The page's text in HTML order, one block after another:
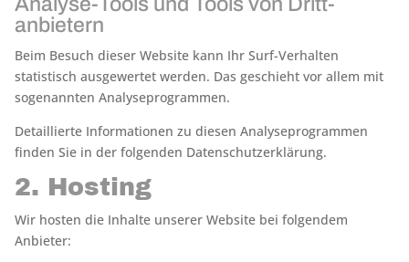
anbietern
Beim Besuch dieser Website kann Ihr Surf-Verhalten
statistisch ausgewertet werden. Das geschieht vor allem mit
sogenannten Analyseprogrammen.
Detaillierte Informationen zu diesen Analyseprogrammen
finden Sie in der folgenden Datenschutzerklärung.
2. Hosting
Wir hosten die Inhalte unserer Website bei folgendem
Anbieter: